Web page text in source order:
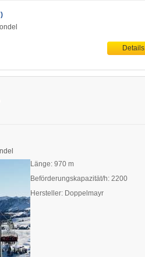
Details
Länge: 970 m
Beförderungskapazität/h: 2200
Hersteller: Doppelmayr